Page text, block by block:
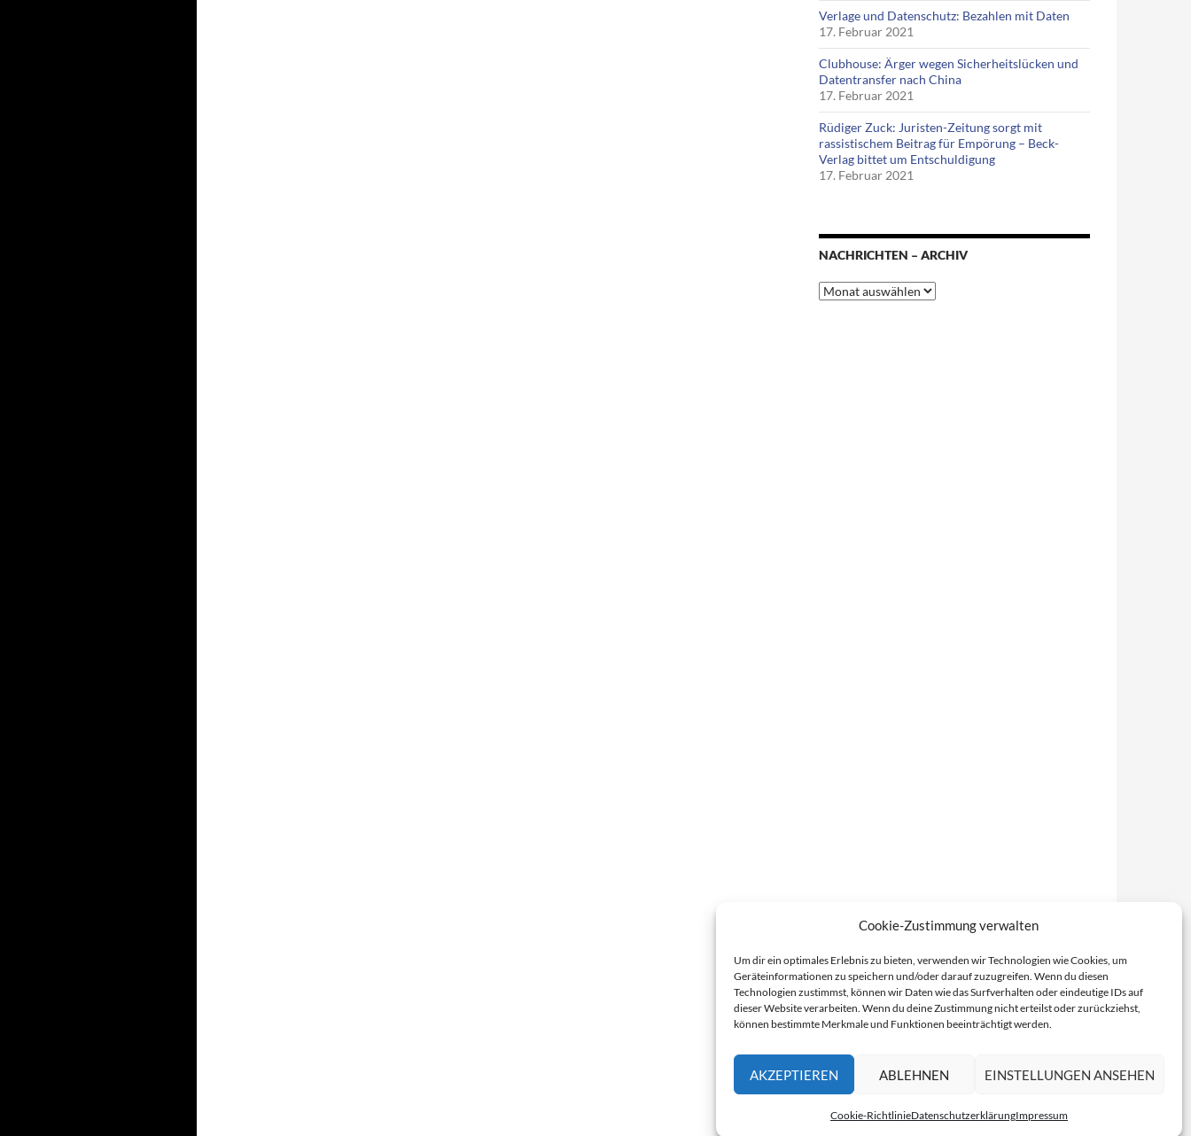
Cookie-Zustimmung verwalten
Um dir ein optimales Erlebnis zu bieten, verwenden wir Technologien wie Cookies, um
Geräteinformationen zu speichern und/oder darauf zuzugreifen. Wenn du diesen
Technologien zustimmst, können wir Daten wie das Surfverhalten oder eindeutige IDs auf
dieser Website verarbeiten. Wenn du deine Zustimmung nicht erteilst oder zurückziehst,
können bestimmte Merkmale und Funktionen beeinträchtigt werden.
AKZEPTIEREN ABLEHNEN EINSTELLUNGEN ANSEHEN
Cookie-RichtlinieDatenschutzerklärungImpressum
Verlage und Datenschutz: Bezahlen mit Daten
17. Februar 2021
Clubhouse: Ärger wegen Sicherheitslücken und
Datentransfer nach China
17. Februar 2021
Rüdiger Zuck: Juristen-Zeitung sorgt mit
rassistischem Beitrag für Empörung – Beck-
Verlag bittet um Entschuldigung
17. Februar 2021
NACHRICHTEN – ARCHIV
Nachrichten
–